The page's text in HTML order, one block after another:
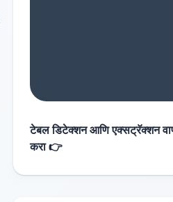
टेबल डिटेक्शन आणि एक्सट्रॅक्शन
करा 👉